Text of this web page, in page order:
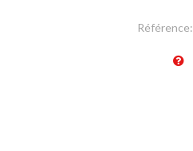
Référence: